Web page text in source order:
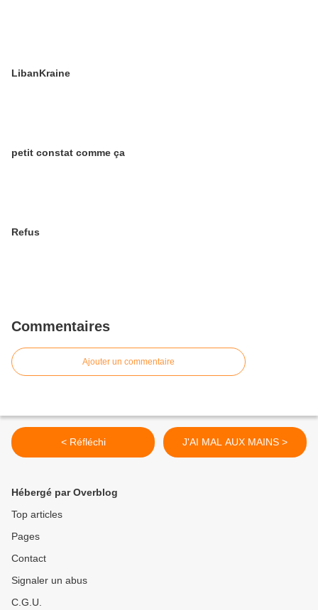
LibanKraine
petit constat comme ça
Refus
Commentaires
Ajouter un commentaire
< Réfléchi J'AI MAL AUX MAINS >
Hébergé par Overblog
Top articles
Pages
Contact
Signaler un abus
C.G.U.